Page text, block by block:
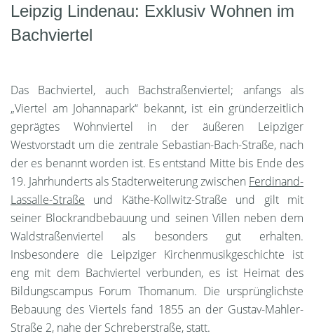
Leipzig Lindenau: Exklusiv Wohnen im
Bachviertel
Das Bachviertel, auch Bachstraßenviertel; anfangs als
„Viertel am Johannapark“ bekannt, ist ein gründerzeitlich
geprägtes Wohnviertel in der äußeren Leipziger
Westvorstadt um die zentrale Sebastian-Bach-Straße, nach
der es benannt worden ist. Es entstand Mitte bis Ende des
19. Jahrhunderts als Stadterweiterung zwischen Ferdinand-
Lassalle-Straße und Käthe-Kollwitz-Straße und gilt mit
seiner Blockrandbebauung und seinen Villen neben dem
Waldstraßenviertel als besonders gut erhalten.
Insbesondere die Leipziger Kirchenmusikgeschichte ist
eng mit dem Bachviertel verbunden, es ist Heimat des
Bildungscampus Forum Thomanum. Die ursprünglichste
Bebauung des Viertels fand 1855 an der Gustav-Mahler-
Straße 2, nahe der Schreberstraße, statt.